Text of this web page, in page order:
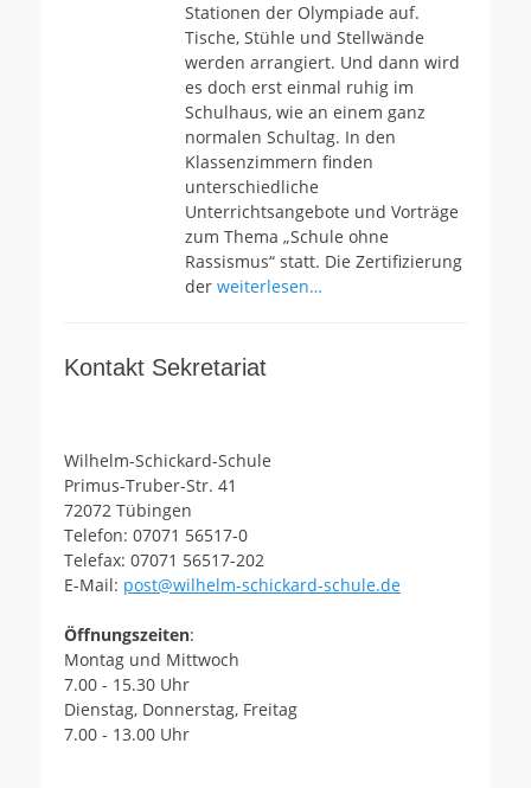
Stationen der Olympiade auf.
Tische, Stühle und Stellwände
werden arrangiert. Und dann wird
es doch erst einmal ruhig im
Schulhaus, wie an einem ganz
normalen Schultag. In den
Klassenzimmern finden
unterschiedliche
Unterrichtsangebote und Vorträge
zum Thema „Schule ohne
Rassismus“ statt. Die Zertifizierung
der weiterlesen…
Kontakt Sekretariat
Wilhelm-Schickard-Schule
Primus-Truber-Str. 41
72072 Tübingen
Telefon: 07071 56517-0
Telefax: 07071 56517-202
E-Mail: post@wilhelm-schickard-schule.de
Öffnungszeiten:
Montag und Mittwoch
7.00 - 15.30 Uhr
Dienstag, Donnerstag, Freitag
7.00 - 13.00 Uhr